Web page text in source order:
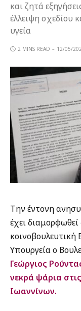
και ζητά
έλλειψη σχεδίου
υγεία
2 MINS READ 12/05/
Την έντονη
έχει
Υπουργεία ο
Γεώργιος
νεκρά ψάρια
Ιωαννίνων.